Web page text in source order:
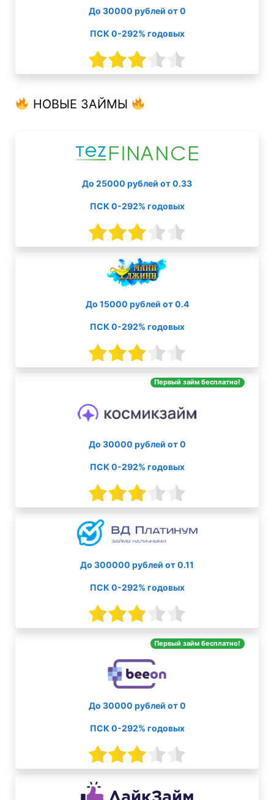
До 30000 рублей от 0
ПСК 0-292% годовых
НОВЫЕ ЗАЙМЫ
До 25000 рублей от 0.33
ПСК 0-292% годовых
До 15000 рублей от 0.4
ПСК 0-292% годовых
Первый займ бесплатно!
До 30000 рублей от 0
ПСК 0-292% годовых
До 300000 рублей от 0.11
ПСК 0-292% годовых
Первый займ бесплатно!
До 30000 рублей от 0
ПСК 0-292% годовых